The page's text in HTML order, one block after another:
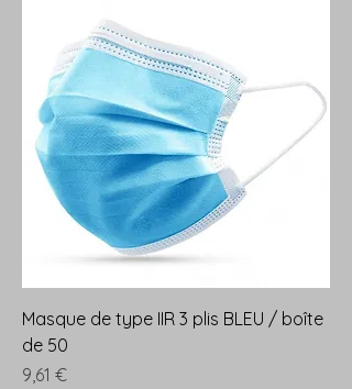
Masque de type IIR 3 plis BLEU / boîte
de 50
Prix
9,61 €